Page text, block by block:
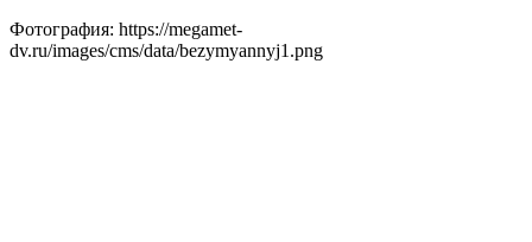
Фотография: https://megamet-
dv.ru/images/cms/data/bezymyannyj1.png